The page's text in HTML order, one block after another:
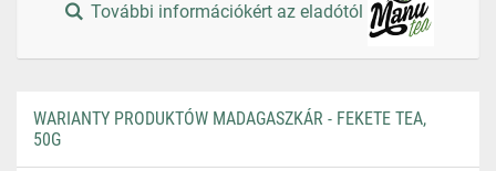
További információkért az eladótól
WARIANTY PRODUKTÓW MADAGASZKÁR - FEKETE TEA,
50G